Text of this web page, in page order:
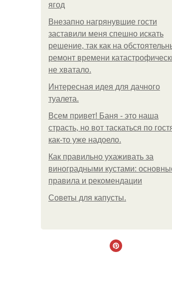
ягод
Внезапно нагрянувшие гости
заставили меня спешно искать
решение, так как на
ремонт времени
не хватало.
Интересная идея для дачного
туалета.
Всем привет! Баня - это наша
страсть, но вот таскаться по
как-то уже надоело.
Как правильно ухаживать за
виноградными кустами:
правила и рекомендации
Советы для капусты.